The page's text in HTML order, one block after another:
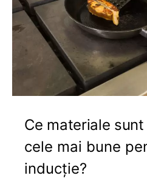
Ce materiale
cele mai bune
inducție?